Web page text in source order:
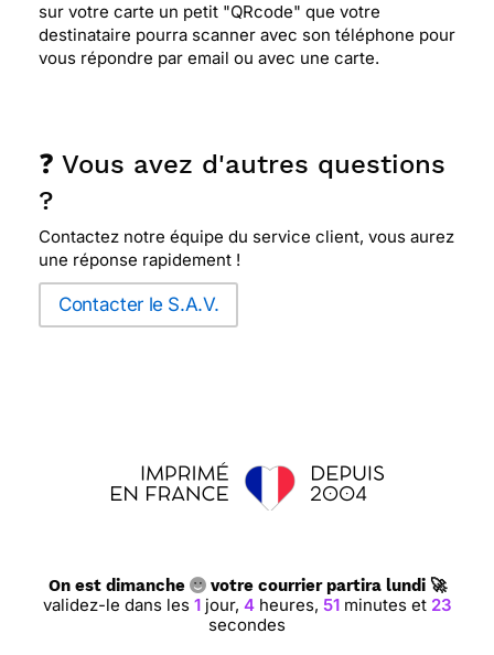
sur votre carte un petit "QRcode" que votre
destinataire pourra scanner avec son téléphone pour
vous répondre par email ou avec une carte.
❓ Vous avez d'autres questions
?
Contactez notre équipe du service client, vous aurez
une réponse rapidement !
Contacter le S.A.V.
On est dimanche votre courrier partira lundi 🚀
validez-le dans les 1 jour, 4 heures, 51 minutes et 22
secondes